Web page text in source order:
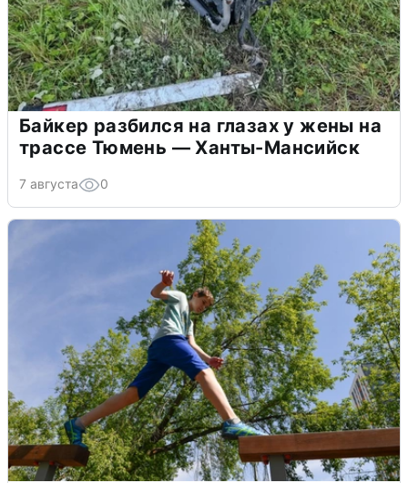
Байкер разбился на глазах у жены на
трассе Тюмень — Ханты-Мансийск
7 августа 0